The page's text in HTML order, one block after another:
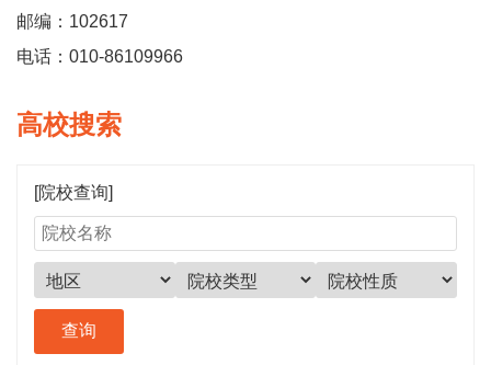
邮编：102617
电话：010-86109966
高校搜索
[院校查询]